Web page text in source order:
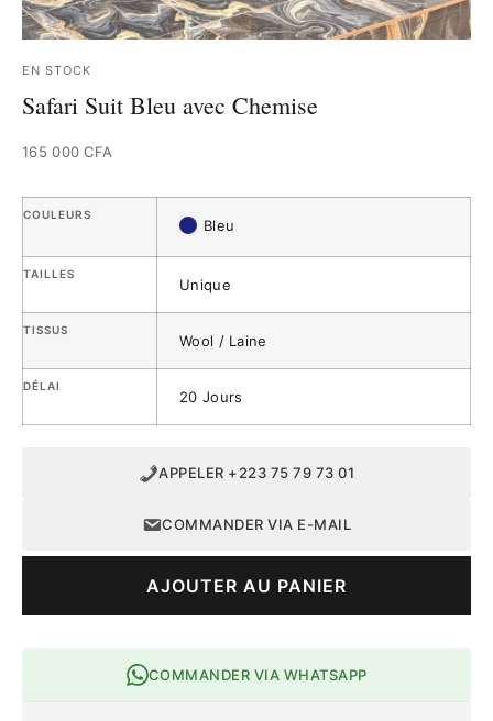
EN STOCK
Safari Suit Bleu avec Chemise
165 000CFA
COULEURS
Bleu
TAILLES
Unique
TISSUS
Wool / Laine
DÉLAI
20 Jours
APPELER +223 75 79 73 01
COMMANDER VIA E-MAIL
AJOUTER AU PANIER
COMMANDER VIA WHATSAPP